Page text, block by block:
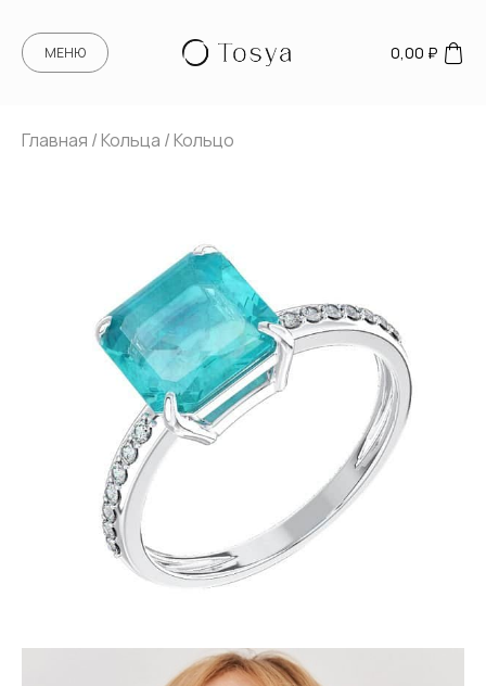
МЕНЮ 0,00 ₽
Главная /Кольца / Кольцо